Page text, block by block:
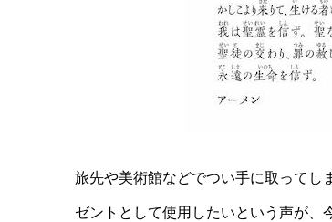
旅先や美術館などでつい手に取ってし
ゼントとして使用したいという声が、